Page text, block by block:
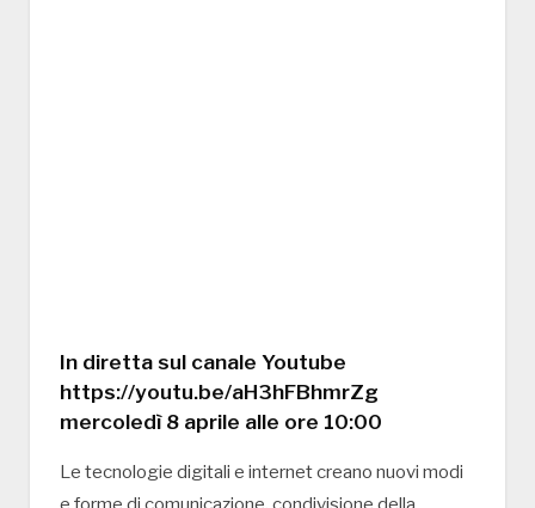
In diretta sul canale Youtube
https://youtu.be/aH3hFBhmrZg
mercoledì 8 aprile alle ore 10:00
Le tecnologie digitali e internet creano nuovi modi